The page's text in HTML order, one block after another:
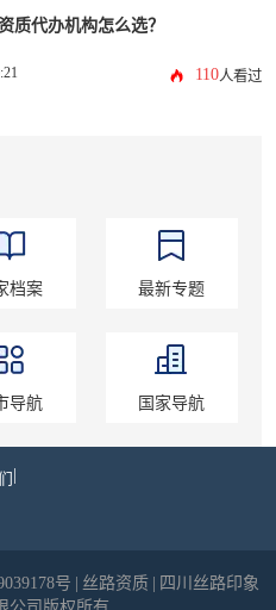
质代办机构怎么选？
110人看过
档案 最新专题
导航 国家导航
号 丝路资质
四川丝路印象